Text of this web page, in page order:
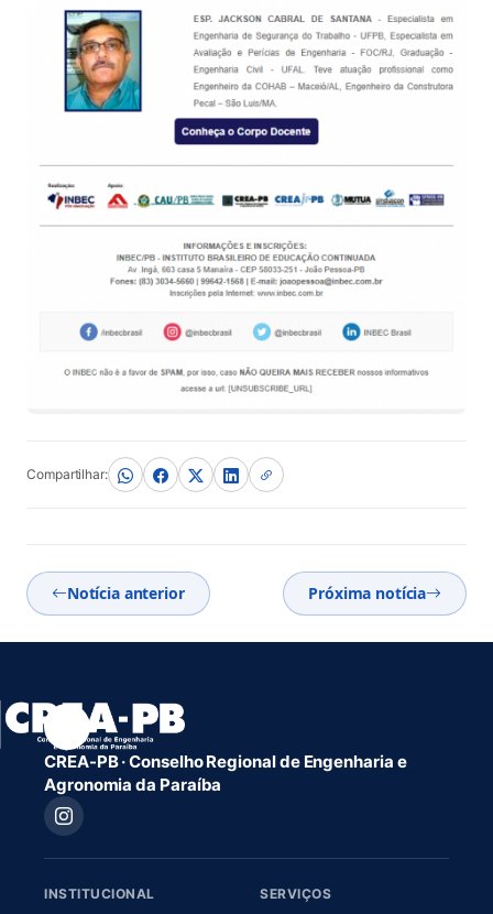
Compartilhar:
Notícia anterior Próxima notícia
CREA-PB · Conselho Regional de Engenharia e
Agronomia da Paraíba
INSTITUCIONAL SERVIÇOS